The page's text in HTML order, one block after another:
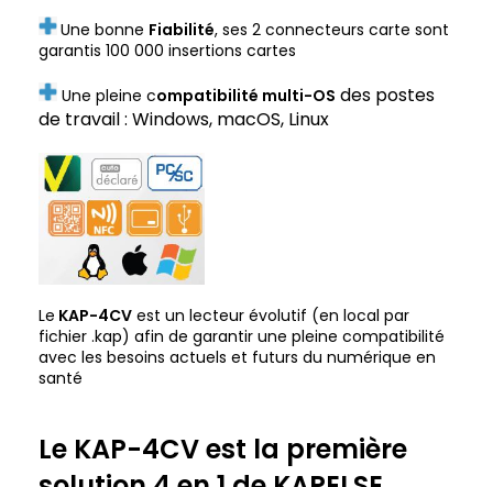
Une bonne Fiabilité, ses 2 connecteurs carte sont
garantis 100 000 insertions cartes
Une pleine compatibilité multi-OS des postes
de travail : Windows, macOS, Linux
Le KAP-4CVest un lecteur évolutif (en local par
fichier .kap) afin de garantir une pleine compatibilité
avec les besoins actuels et futurs du numérique en
santé
Le KAP-4CV est la première